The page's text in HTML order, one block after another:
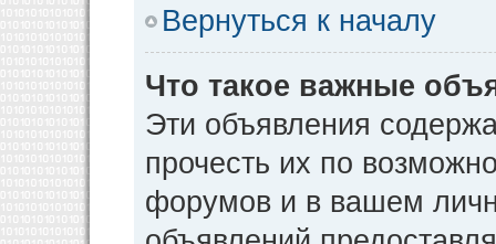
Вернуться к началу
Что такое важные
Эти объявления
прочесть их по
форумов и в вашем